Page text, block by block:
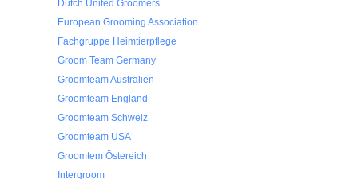
Dutch United Groomers
European Grooming Association
Fachgruppe Heimtierpflege
Groom Team Germany
Groomteam Australien
Groomteam England
Groomteam Schweiz
Groomteam USA
Groomtem Östereich
Intergroom